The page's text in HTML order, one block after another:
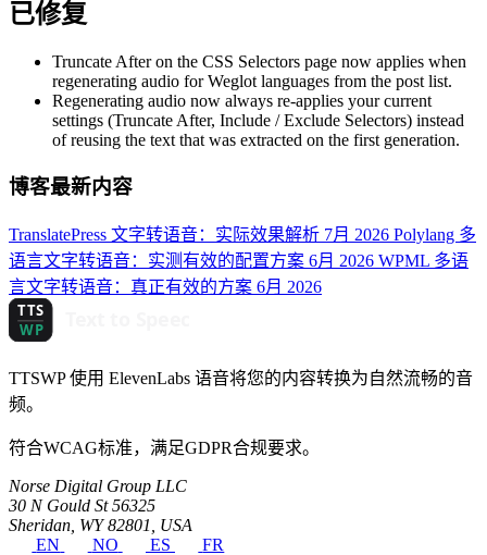
已修复
Truncate After on the CSS Selectors page now applies when
regenerating audio for Weglot languages from the post list.
Regenerating audio now always re-applies your current
settings (Truncate After, Include / Exclude Selectors) instead
of reusing the text that was extracted on the first generation.
博客最新内容
TranslatePress 文字转语音：实际效果解析 7月 2026 Polylang 多
语言文字转语音：实测有效的配置方案 6月 2026 WPML 多语
言文字转语音：真正有效的方案 6月 2026
TTSWP 使用 ElevenLabs 语音将您的内容转换为自然流畅的音
频。
符合WCAG标准，满足GDPR合规要求。
Norse Digital Group LLC
30 N Gould St 56325
Sheridan, WY 82801, USA
EN
NO ES FR